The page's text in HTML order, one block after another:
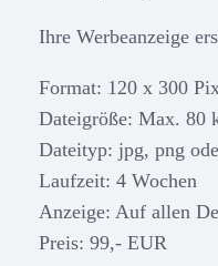
Ihre Werbeanzeige
Format: 120 x 300
Dateigröße: Max. 80
Dateityp: jpg, png
Laufzeit: 4 Wochen
Anzeige: Auf allen
Preis: 99,- EUR